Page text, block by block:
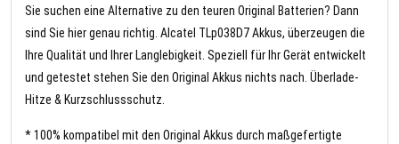
Sie suchen eine Alternative zu den teuren Original Batterien? Dann
sind Sie hier genau richtig. Alcatel TLp038D7 Akkus, überzeugen die
Ihre Qualität und Ihrer Langlebigkeit. Speziell für Ihr Gerät entwickelt
und getestet stehen Sie den Original Akkus nichts nach. Überlade-
Hitze & Kurzschlussschutz.
* 100% kompatibel mit den Original Akkus durch maßgefertigte